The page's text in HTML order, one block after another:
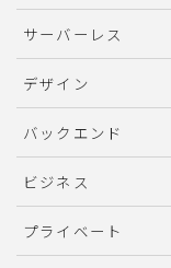
サーバーレス
デザイン
バックエンド
ビジネス
プライベート